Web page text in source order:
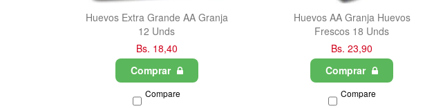
Huevos Extra Grande AA Granja
12 Unds
Bs. 18,40
Comprar
Compare
Huevos AA Granja Huevos
Frescos 18 Unds
Bs. 23,90
Comprar
Compare